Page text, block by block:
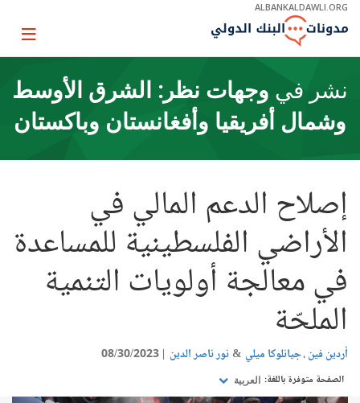
Skip
Main
ALBANKALDAWLI.ORG
Page
نشر في وجهات نظر: الشرق الأوسط
وشمال أفريقيا وأفغانستان وباكستان
إصلاح الدعم المالي في
الأراضي الفلسطينية للمساعدة
في معالجة أولويات التنمية
الملحّة
أردين فين جيانلوكا ميلي نور ناصر الدين 08/30/2023
الصفحة متوفرة باللغة: العربية